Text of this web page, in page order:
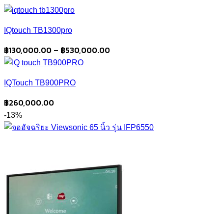
IQtouch TB1300pro
฿130,000.00 – ฿530,000.00Price
IQTouch TB900PRO
฿260,000.00
-13%